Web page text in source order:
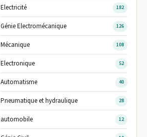
Electricité 182
Génie Electromécanique 126
Mécanique 108
Electronique 52
Automatisme 40
Pneumatique et hydraulique 28
automobile 12